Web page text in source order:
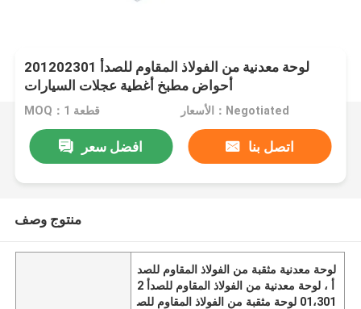
لوحة معدنية من الفولاذ المقاوم للصدأ 201202301
أحواض مطبخ أغطية عجلات السيارات
MOQ：1 قطعة الأسعار：Negotiated
افضل سعر اتصل بنا
منتوج وصف
لوحة معدنية مثقبة من الفولاذ المقاوم للصد
أ ، لوحة معدنية من الفولاذ المقاوم للصدأ 2
01،301 لوحة مثقبة من الفولاذ المقاوم للص